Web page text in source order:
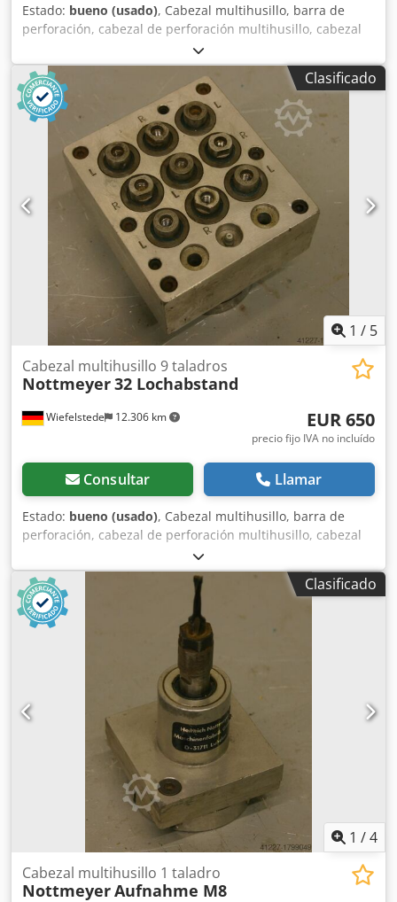
Estado: bueno (usado), Cabezal multihusillo, barra de
perforación, cabezal de perforación multihusillo, cabezal
multihusillo articulado, taladradora de varios husillos,
cabezal de perforación para tacos, taladradora para tacos,
transmisión de perforación Cjdpfxob A R Iqj Agujrf -
Cantidad: máx. 3 brocas -Portabrocas: M8 -Giro a
derecha/izquierda: alternado -Distancia entre brocas: 19
mm -Desplazamiento: 5 mm -Dimensiones: 100/80/A100
mm -Peso: 2 kg
Clasificado
1 / 5
Wiefelstede 12.306 km
Cabezal multihusillo 9 taladros
Nottmeyer32 Lochabstand
EUR 650
precio fijo IVA no incluído
Consultar Llamar
Estado: bueno (usado), Cabezal multihusillo, barra de
perforación, cabezal de perforación multihusillo, cabezal
multihusillo articulado, taladradora en línea, cabezal de
perforación para ensambles, máquina taladradora para
ensambles, transmisión de perforación -Cantidad: máx. 9
brocas -Portabrocas: M8 -Giro a derecha/izquierda:
alternado -Distancia entre brocas: 32 mm -Dimensiones:
140/125/A120 mm Crodob A R Rhopfx Aguof -Peso: 4 kg
Clasificado
1 /4
Cabezal multihusillo 1 taladro
NottmeyerAufnahme M8